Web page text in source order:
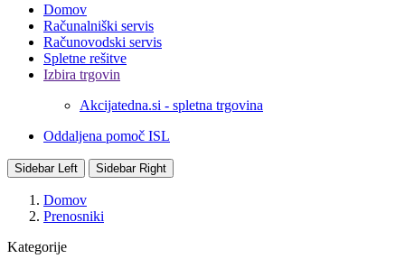
Domov
Računalniški servis
Računovodski servis
Spletne rešitve
Izbira trgovin
Akcijatedna.si - spletna trgovina
Oddaljena pomoč ISL
Sidebar Left Sidebar Right
Domov
Prenosniki
Kategorije